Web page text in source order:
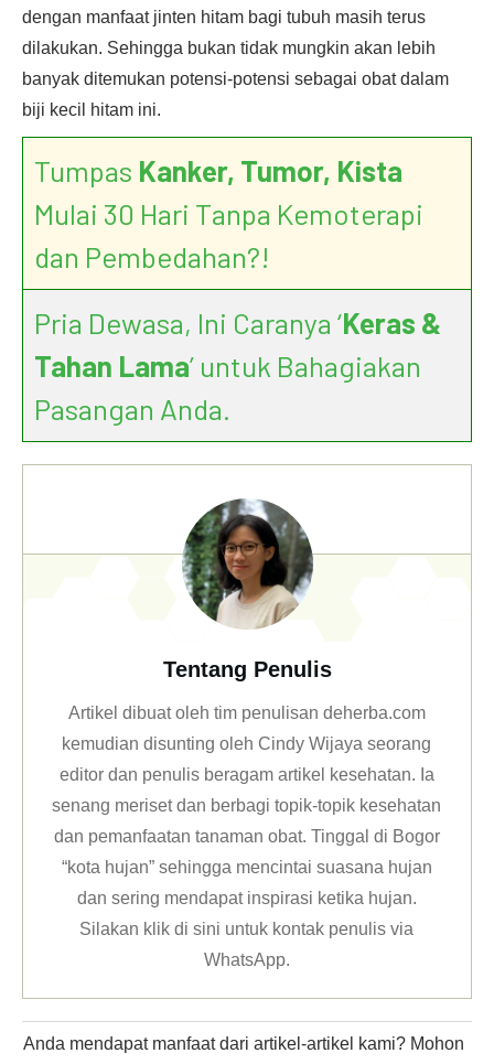
dengan manfaat jinten hitam bagi tubuh masih terus
dilakukan. Sehingga bukan tidak mungkin akan lebih
banyak ditemukan potensi-potensi sebagai obat dalam
biji kecil hitam ini.
Tumpas Kanker, Tumor, Kista
Mulai 30 Hari Tanpa Kemoterapi
dan Pembedahan?!
Pria Dewasa, Ini Caranya ‘Keras &
Tahan Lama’ untuk Bahagiakan
Pasangan Anda.
Tentang Penulis
Artikel dibuat oleh tim penulisan deherba.com
kemudian disunting oleh Cindy Wijaya seorang
editor dan penulis beragam artikel kesehatan. Ia
senang meriset dan berbagi topik-topik kesehatan
dan pemanfaatan tanaman obat. Tinggal di Bogor
“kota hujan” sehingga mencintai suasana hujan
dan sering mendapat inspirasi ketika hujan.
Silakan klikdi sini untuk kontak penulis via
WhatsApp.
Anda mendapat manfaat dari artikel-artikel kami? Mohon